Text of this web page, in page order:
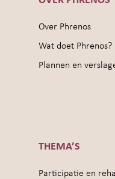
Over Phrenos
Wat doet Phrenos?
Plannen en
THEMA’S
Participatie en